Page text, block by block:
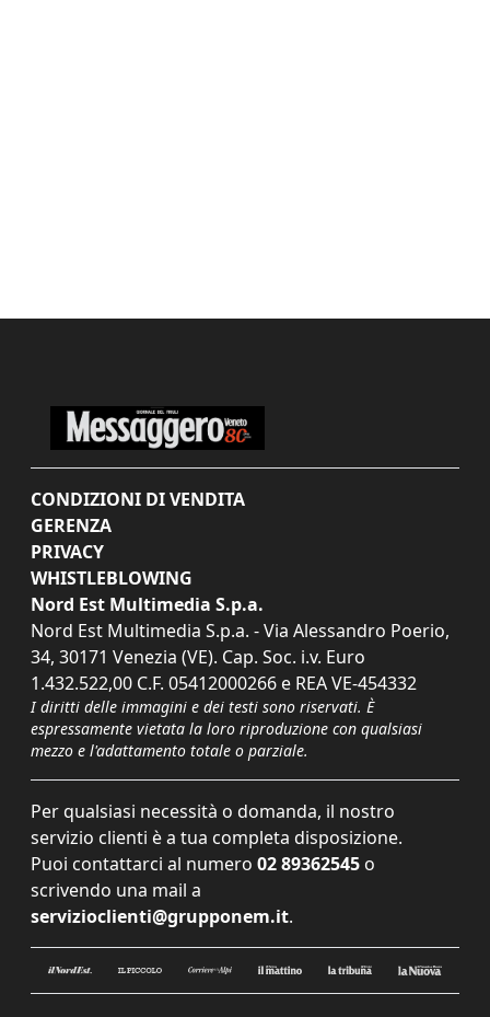
CONDIZIONI DI VENDITA
GERENZA
PRIVACY
WHISTLEBLOWING
Nord Est Multimedia S.p.a.
Nord Est Multimedia S.p.a. - Via Alessandro Poerio,
34, 30171 Venezia (VE). Cap. Soc. i.v. Euro
1.432.522,00 C.F. 05412000266 e REA VE-454332
I diritti delle immagini e dei testi sono riservati. È
espressamente vietata la loro riproduzione con qualsiasi
mezzo e l'adattamento totale o parziale.
Per qualsiasi necessità o domanda, il nostro
servizio clienti è a tua completa disposizione.
Puoi contattarci al numero 02 89362545 o
scrivendo una mail a
servizioclienti@grupponem.it.